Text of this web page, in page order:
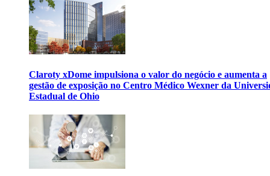
Claroty xDome impulsiona o valor do negócio e aumenta a
gestão de exposição no Centro Médico Wexner da
Estadual de Ohio